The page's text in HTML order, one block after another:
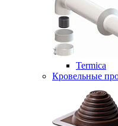
Termica
Кровельные